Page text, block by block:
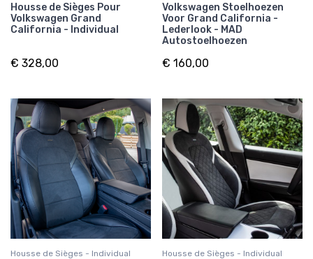
Housse de Sièges Pour
Volkswagen Grand
California - Individual
€ 328,00
Volkswagen Stoelhoezen
Voor Grand California -
Lederlook - MAD
Autostoelhoezen
€ 160,00
Housse de Sièges - Individual
Housse de Sièges - Individual